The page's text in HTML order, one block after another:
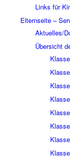
Links für
Elternseite –
Aktuelles/
Übersicht